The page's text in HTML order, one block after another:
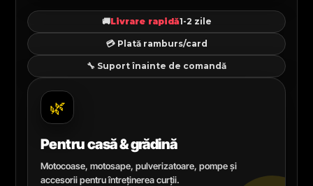
🚚Livrare rapidă1-2 zile
💳 Plată ramburs/card
🔧 Suport înainte de comandă
🌿
Pentru casă & grădină
Motocoase, motosape, pulverizatoare, pompe și
accesorii pentru întreținerea curții.